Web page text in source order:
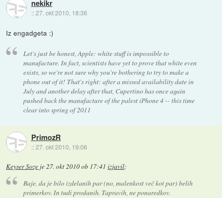
nekikr
::27. okt 2010, 18:36
Iz engadgeta :)
Let's just be honest, Apple: white stuff is impossible to
manufacture. In fact, scientists have yet to prove that white even
exists, so we're not sure why you're bothering to try to make a
phone out of it! That's right: after a missed availability date in
July and another delay after that, Cupertino has once again
pushed back the manufacture of the palest iPhone 4 -- this time
clear into spring of 2011
PrimozR
::27. okt 2010, 19:06
Keyser Soze je27. okt 2010 ob 17:41 izjavil:
Baje, da je bilo izdelanih par (no, malenkost več kot par) belih
primerkov. In tudi prodanih. Tapravih, ne ponaredkov.